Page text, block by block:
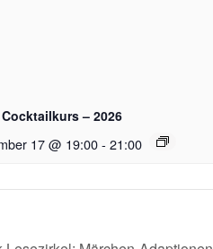
– 2026
17 @ 19:00- 21:00